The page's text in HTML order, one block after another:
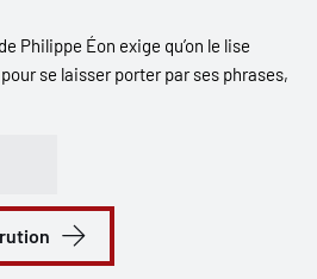
Philippe Éon exige qu’on le lise
se laisser porter par ses phrases,